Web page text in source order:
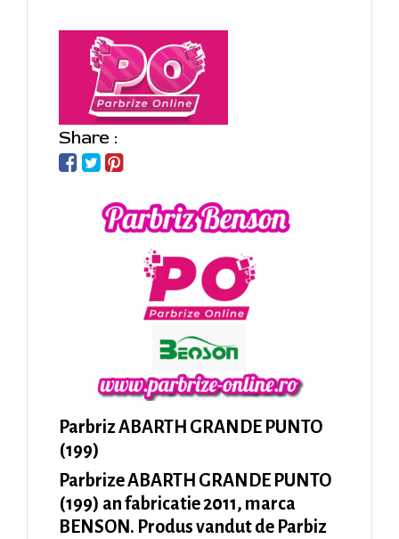
Share :
Parbriz ABARTH GRANDE PUNTO
(199)
Parbrize ABARTH GRANDE PUNTO
(199) an fabricatie 2011, marca
BENSON. Produs vandut de Parbiz